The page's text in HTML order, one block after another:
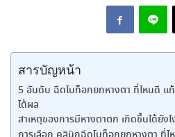
สารบัญหน้า
5 อันดับ ฉีดโบท็อกยกหางตา ที่ไหนดี แ
ได้ผล
สาเหตุของการมีหางตาตก เกิดขึ้นได้ยังไ